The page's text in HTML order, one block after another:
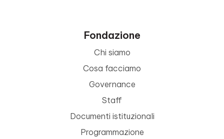
Fondazione
Chi siamo
Cosa facciamo
Governance
Staff
Documenti istituzionali
Programmazione